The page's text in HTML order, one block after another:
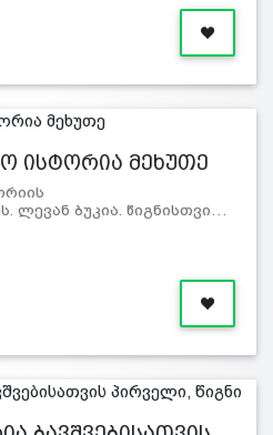
ისტორია მეხუთე
ლევან ბუკია. წიგნისთვი…